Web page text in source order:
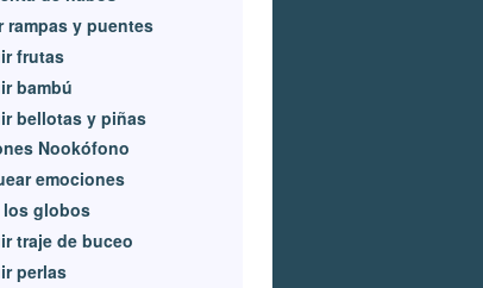
rampas y puentes
frutas
bambú
bellotas y piñas
Nookófono
emociones
los globos
traje de buceo
perlas